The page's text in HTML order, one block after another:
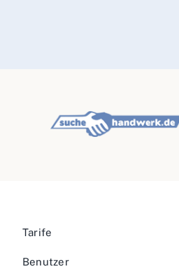
Tarife
Benutzer